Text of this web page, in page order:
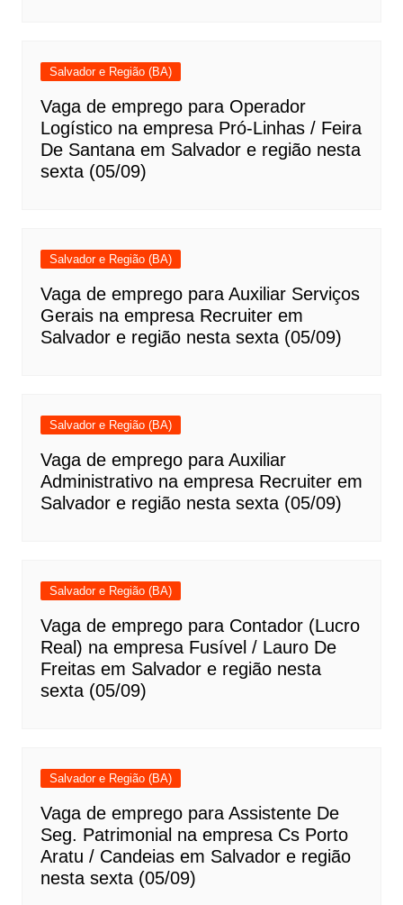
Salvador e Região (BA)
Vaga de emprego para Operador
Logístico na empresa Pró-Linhas / Feira
De Santana em Salvador e região nesta
sexta (05/09)
Salvador e Região (BA)
Vaga de emprego para Auxiliar Serviços
Gerais na empresa Recruiter em
Salvador e região nesta sexta (05/09)
Salvador e Região (BA)
Vaga de emprego para Auxiliar
Administrativo na empresa Recruiter em
Salvador e região nesta sexta (05/09)
Salvador e Região (BA)
Vaga de emprego para Contador (Lucro
Real) na empresa Fusível / Lauro De
Freitas em Salvador e região nesta
sexta (05/09)
Salvador e Região (BA)
Vaga de emprego para Assistente De
Seg. Patrimonial na empresa Cs Porto
Aratu / Candeias em Salvador e região
nesta sexta (05/09)